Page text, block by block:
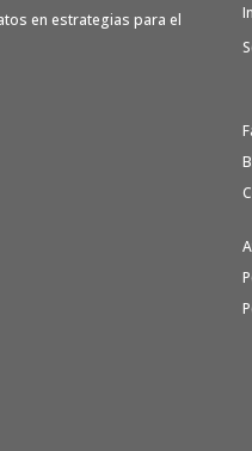
en estrategias para el